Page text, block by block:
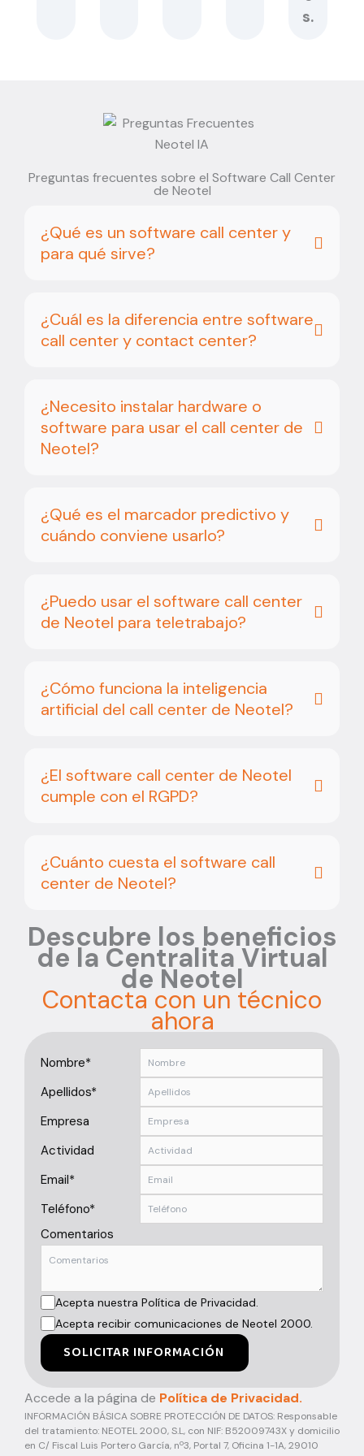
s.
Preguntas frecuentes sobre el Software Call Center
de Neotel
¿Qué es un software call center y
para qué sirve?
¿Cuál es la diferencia entre software
call center y contact center?
¿Necesito instalar hardware o
software para usar el call center de
Neotel?
¿Qué es el marcador predictivo y
cuándo conviene usarlo?
¿Puedo usar el software call center
de Neotel para teletrabajo?
¿Cómo funciona la inteligencia
artificial del call center de Neotel?
¿El software call center de Neotel
cumple con el RGPD?
¿Cuánto cuesta el software call
center de Neotel?
Descubre los beneficios
de la Centralita Virtual
de Neotel
Contacta con un técnico
ahora
Nombre*
Apellidos*
Empresa
Actividad
Email*
Teléfono*
Comentarios
Acepta nuestra Política de Privacidad.
Acepta recibir comunicaciones de Neotel 2000.
SOLICITAR INFORMACIÓN
Accede a la página de Política de Privacidad.
INFORMACIÓN BÁSICA SOBRE PROTECCIÓN DE DATOS: Responsable
del tratamiento: NEOTEL 2000, S.L, con NIF: B52009743X y domicilio
en C/ Fiscal Luis Portero García, nº3, Portal 7, Oficina 1-1A, 29010